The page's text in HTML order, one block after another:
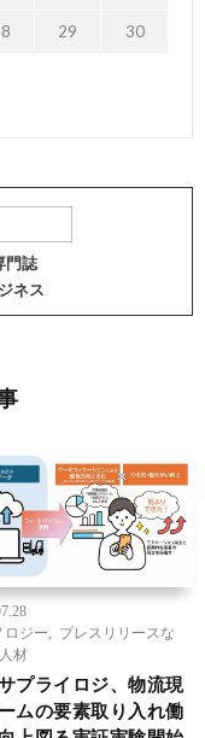
29 30
門誌
ネス
ロジー
プレスリリースな
材
プライロジ、物流現
ムの要素取り入れ働